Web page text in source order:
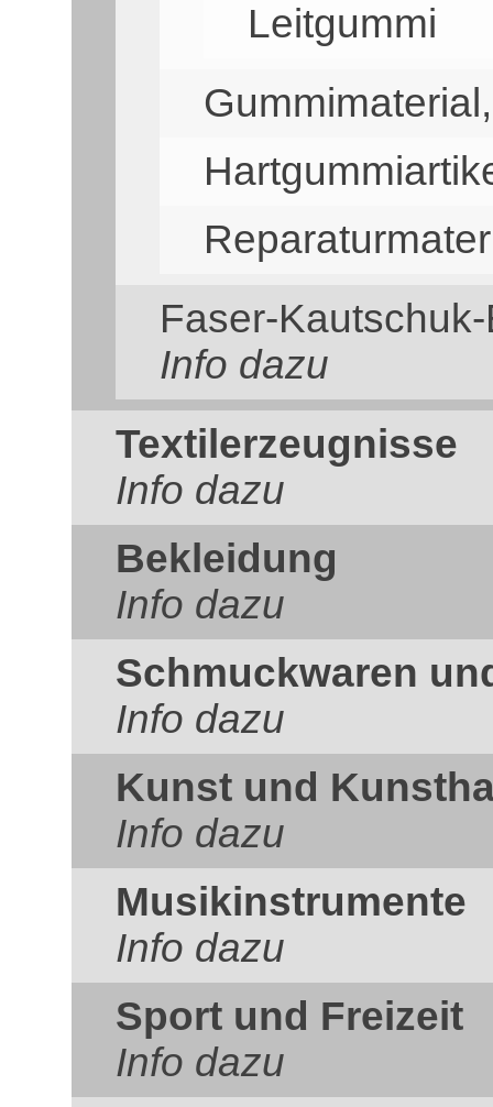
Leitgummi
Faser-
Info dazu
Textilerzeugnisse
Info dazu
Bekleidung
Info dazu
Schmuckwaren
Info dazu
Kunst und
Info dazu
Musikinstrumente
Info dazu
Sport und Freizeit
Info dazu